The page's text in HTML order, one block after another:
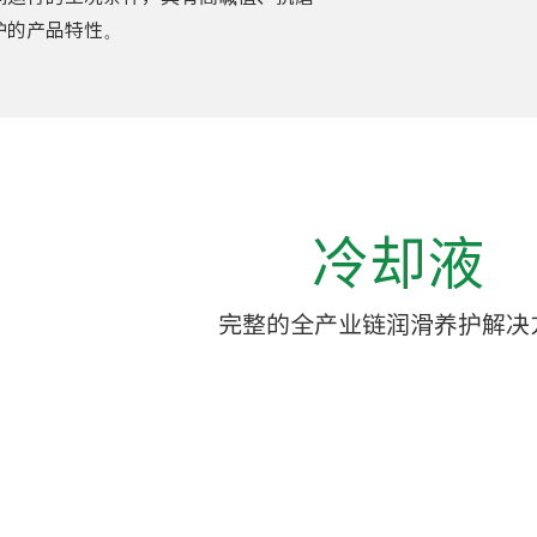
产品特性。
冷却液
完整的全产业链润滑养护解决